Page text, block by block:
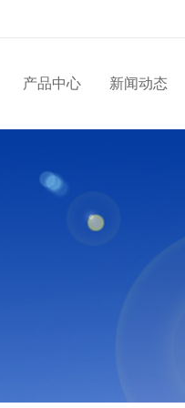
产品中心 新闻动态